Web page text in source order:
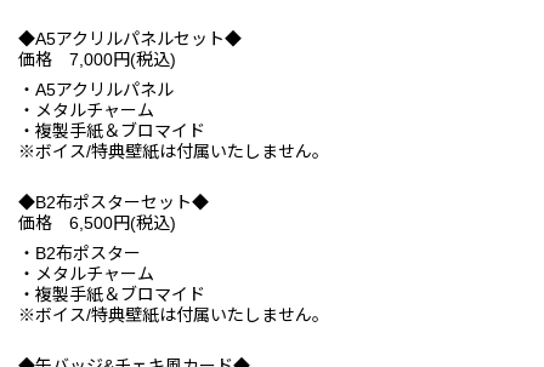
◆A5アクリルパネルセット◆
価格 7,000円(税込)
・A5アクリルパネル
・メタルチャーム
・複製手紙＆ブロマイド
※ボイス/特典壁紙は付属いたしません。
◆B2布ポスターセット◆
価格 6,500円(税込)
・B2布ポスター
・メタルチャーム
・複製手紙＆ブロマイド
※ボイス/特典壁紙は付属いたしません。